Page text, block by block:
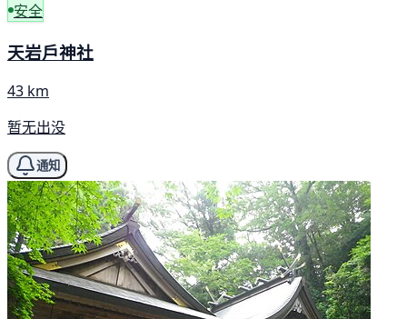
安全
天岩戶神社
43 km
暂无出没
通知